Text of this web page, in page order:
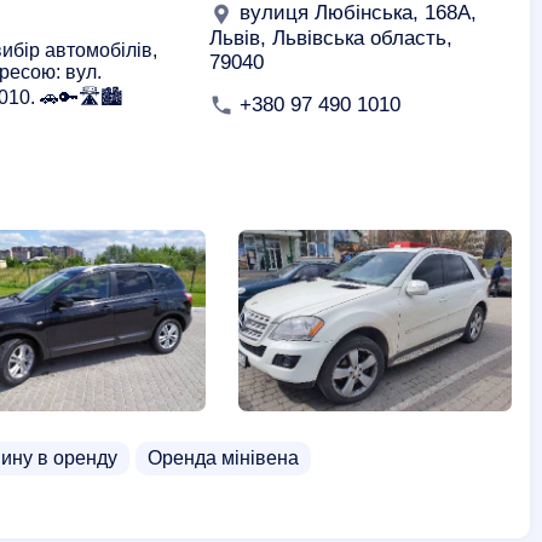
автомобілів,
вул.
1010. 🚗🔑🛣️🏙️
вулиця Любінська, 168A,
Львів, Львівська область,
79040
+380 97 490 1010
в оренду Оренда мінівена